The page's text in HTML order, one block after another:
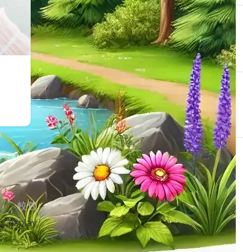
較舊
Cosplay
職場魅力
17/05/2023 1 Comment
Instagram
Recent Comments